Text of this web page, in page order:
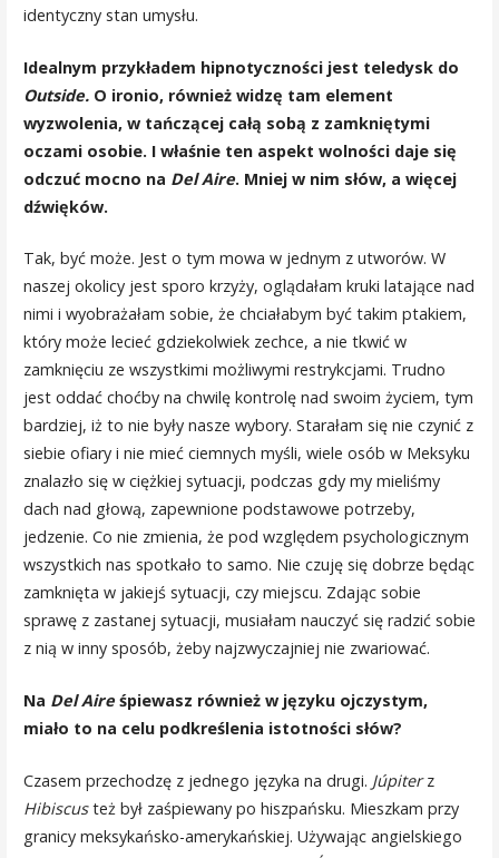
identyczny stan umysłu.
Idealnym przykładem hipnotyczności jest teledysk do
Outside. O ironio, również widzę tam element
wyzwolenia, w tańczącej całą sobą z zamkniętymi
oczami osobie. I właśnie ten aspekt wolności daje się
odczuć mocno na Del Aire. Mniej w nim słów, a więcej
dźwięków.
Tak, być może. Jest o tym mowa w jednym z utworów. W
naszej okolicy jest sporo krzyży, oglądałam kruki latające nad
nimi i wyobrażałam sobie, że chciałabym być takim ptakiem,
który może lecieć gdziekolwiek zechce, a nie tkwić w
zamknięciu ze wszystkimi możliwymi restrykcjami. Trudno
jest oddać choćby na chwilę kontrolę nad swoim życiem, tym
bardziej, iż to nie były nasze wybory. Starałam się nie czynić z
siebie ofiary i nie mieć ciemnych myśli, wiele osób w Meksyku
znalazło się w ciężkiej sytuacji, podczas gdy my mieliśmy
dach nad głową, zapewnione podstawowe potrzeby,
jedzenie. Co nie zmienia, że pod względem psychologicznym
wszystkich nas spotkało to samo. Nie czuję się dobrze będąc
zamknięta w jakiejś sytuacji, czy miejscu. Zdając sobie
sprawę z zastanej sytuacji, musiałam nauczyć się radzić sobie
z nią w inny sposób, żeby najzwyczajniej nie zwariować.
Na Del Aireśpiewasz również w języku ojczystym,
miało to na celu podkreślenia istotności słów?
Czasem przechodzę z jednego języka na drugi. Júpiterz
Hibiscusteż był zaśpiewany po hiszpańsku. Mieszkam przy
granicy meksykańsko-amerykańskiej. Używając angielskiego